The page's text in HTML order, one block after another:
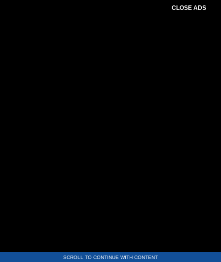
CLOSE ADS
SCROLL TO CONTINUE WITH CONTENT